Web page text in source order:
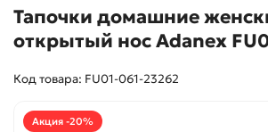
Тапочки домашние
открытый нос Adanex
Код товара: FU01-061-23262
Акция -20%